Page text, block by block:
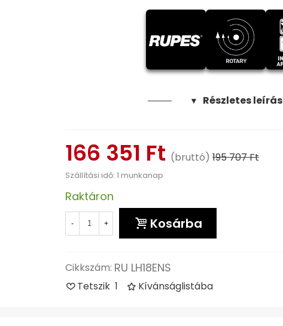
▼ Részletes leírás
166 351 Ft (bruttó) 195 707 Ft
Szállítási idő: 1 munkanap
Raktáron
- + Kosárba
Cikkszám: RU LH18ENS
Tetszik 1 Kívánságlistába